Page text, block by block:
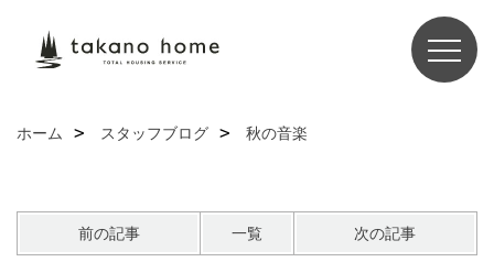
ホーム スタッフブログ 秋の音楽
前の記事 一覧 次の記事